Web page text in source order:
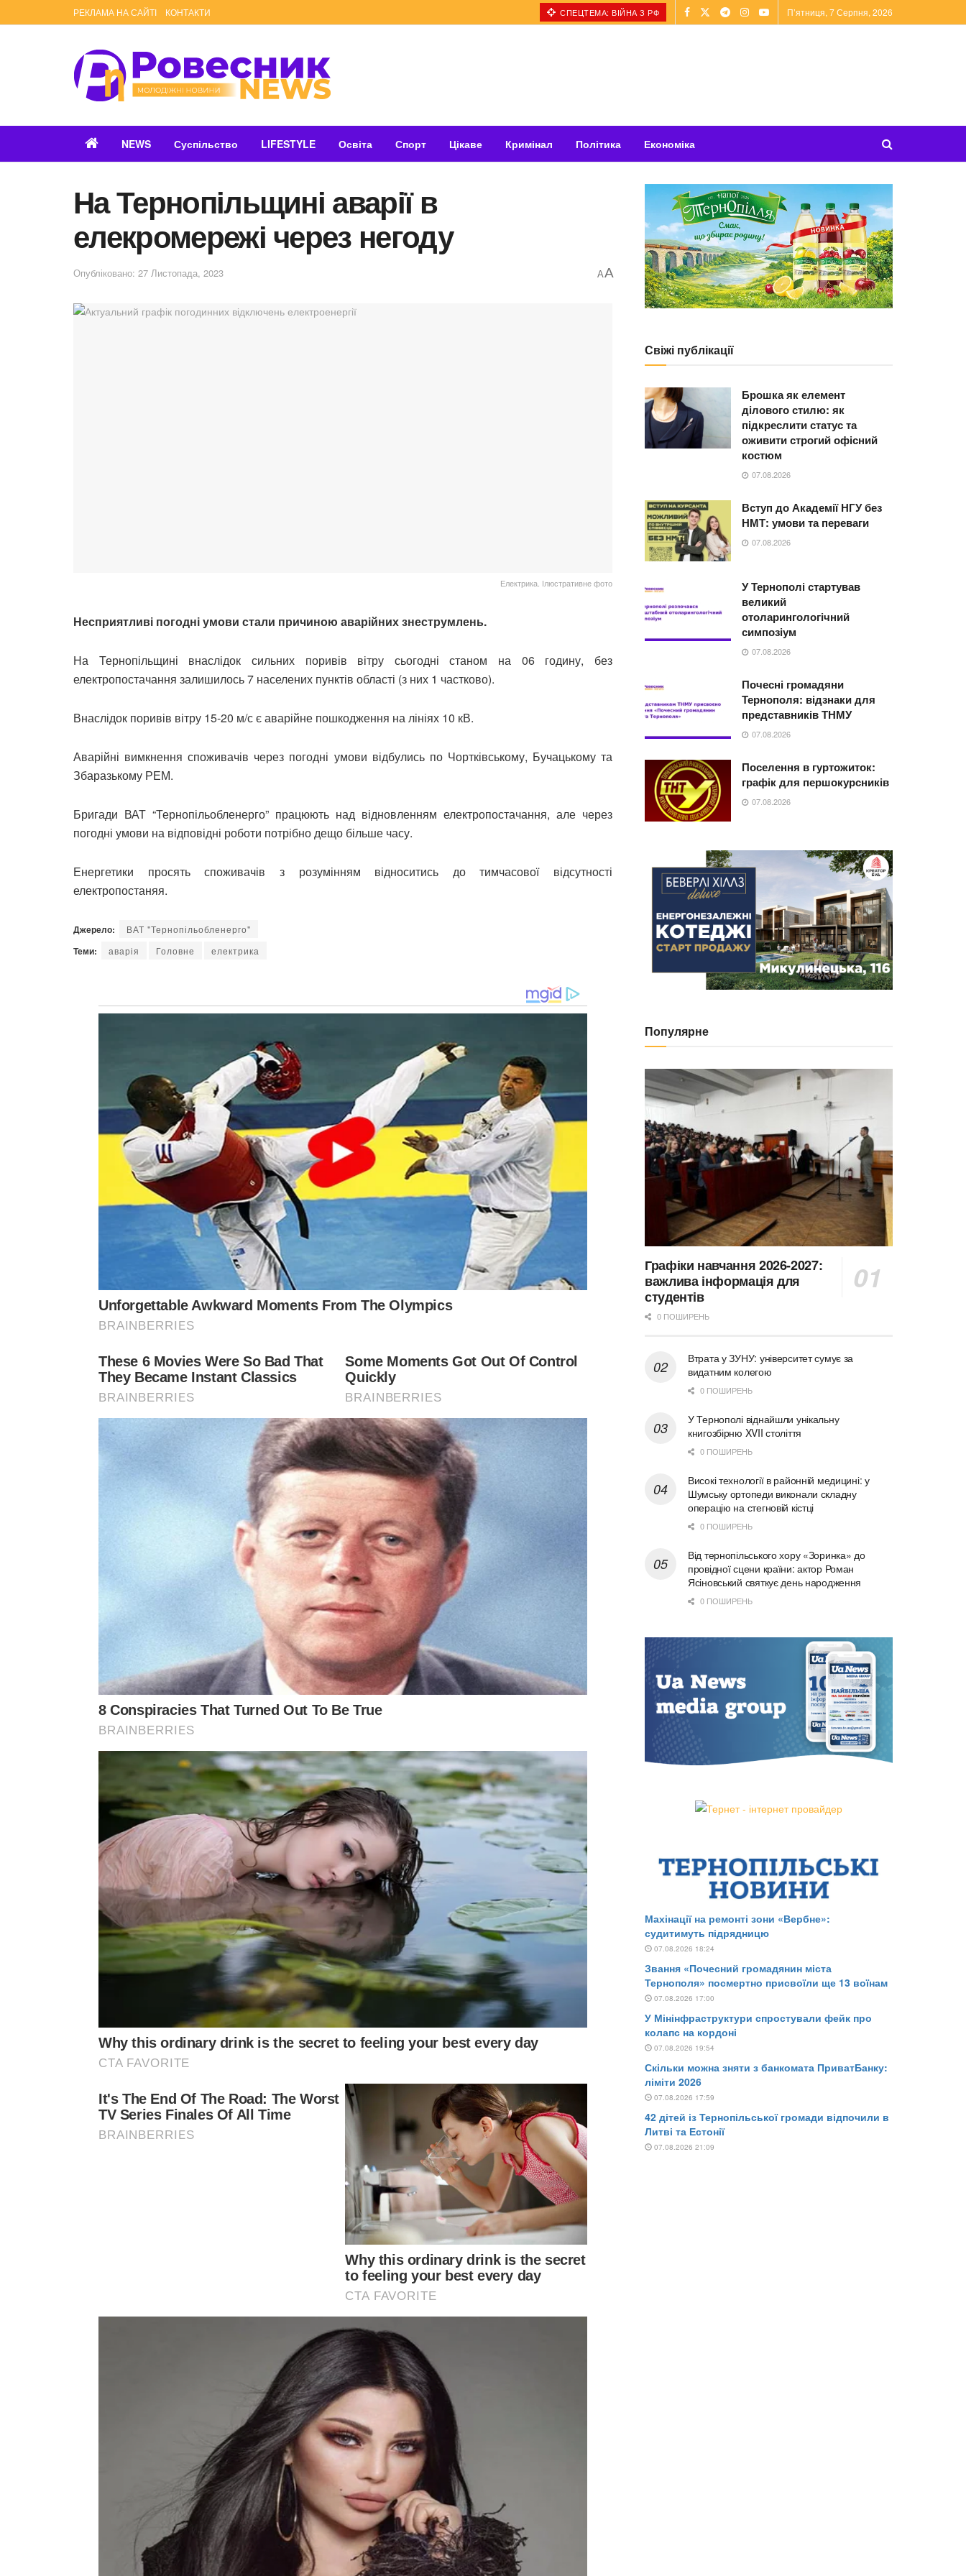
РЕКЛАМА НА САЙТІ КОНТАКТИ СПЕЦТЕМА: ВІЙНА З РФ П’ятниця, 7 Серпня, 2026
NEWS Суспільство LIFESTYLE Освіта Спорт Цікаве Кримінал Політика Економіка
На Тернопільщині аварії в
елекромережі через негоду
Опубліковано: 27 Листопада, 2023 AA
Електрика. Ілюстративне фото
Несприятливі погодні умови стали причиною аварійних знеструмлень.
На Тернопільщині внаслідок сильних поривів вітру сьогодні станом на 06 годину, без
електропостачання залишилось 7 населених пунктів області (з них 1 частково).
Внаслідок поривів вітру 15-20 м/с є аварійне пошкодження на лініях 10 кВ.
Аварійні вимкнення споживачів через погодні умови відбулись по Чортківському, Бучацькому та
Збаразькому РЕМ.
Бригади ВАТ “Тернопільобленерго” працюють над відновленням електропостачання, але через
погодні умови на відповідні роботи потрібно дещо більше часу.
Енергетики просять споживачів з розумінням відноситись до тимчасової відсутності
електропостаняя.
Джерело: ВАТ "Тернопільобленерго"
Теми: аварія Головне електрика
Свіжі публікації
Брошка як елемент
ділового стилю: як
підкреслити статус та
оживити строгий офісний
костюм
07.08.2026
Вступ до Академії НГУ без
НМТ: умови та переваги
07.08.2026
У Тернополі стартував
великий
отоларингологічний
симпозіум
07.08.2026
Почесні громадяни
Тернополя: відзнаки для
представників ТНМУ
07.08.2026
Поселення в гуртожиток:
графік для першокурсників
07.08.2026
Популярне
Графіки навчання 2026-2027:
важлива інформація для
студентів
0 ПОШИРЕНЬ
Втрата у ЗУНУ: університет сумує за
видатним колегою
0 ПОШИРЕНЬ
У Тернополі віднайшли унікальну
книгозбірню XVII століття
0 ПОШИРЕНЬ
Високі технології в районній медицині: у
Шумську ортопеди виконали складну
операцію на стегновій кістці
0 ПОШИРЕНЬ
Від тернопільського хору «Зоринка» до
провідної сцени країни: актор Роман
Ясіновський святкує день народження
0 ПОШИРЕНЬ